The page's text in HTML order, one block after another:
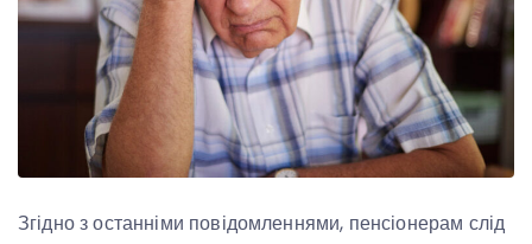
Згідно з останніми повідомленнями, пенсіонерам слід